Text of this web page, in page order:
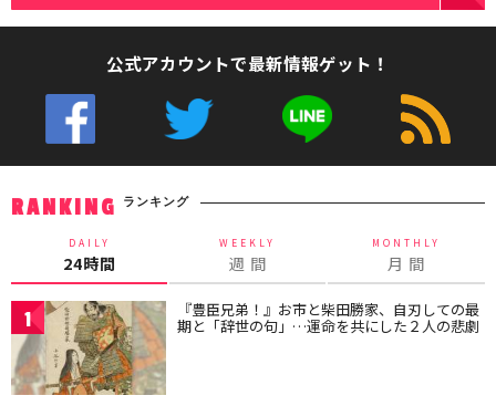
公式アカウントで最新情報ゲット！
RANKING ランキング
DAILY
24時間
WEEKLY
週 間
MONTHLY
月 間
1 『豊臣兄弟！』お市と柴田勝家、自刃しての最
期と「辞世の句」…運命を共にした２人の悲劇